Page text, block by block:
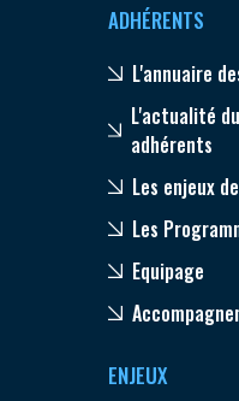
ADHÉRENTS
L'annuaire
L'actualité
adhérents
Les enjeux
Les
Equipage
ENJEUX